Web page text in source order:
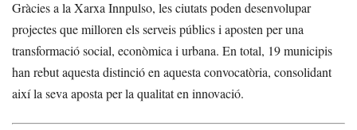
Gràcies a la Xarxa Innpulso, les ciutats poden desenvolupar
projectes que milloren els serveis públics i aposten per una
transformació social, econòmica i urbana. En total, 19 municipis
han rebut aquesta distinció en aquesta convocatòria, consolidant
així la seva aposta per la qualitat en innovació.